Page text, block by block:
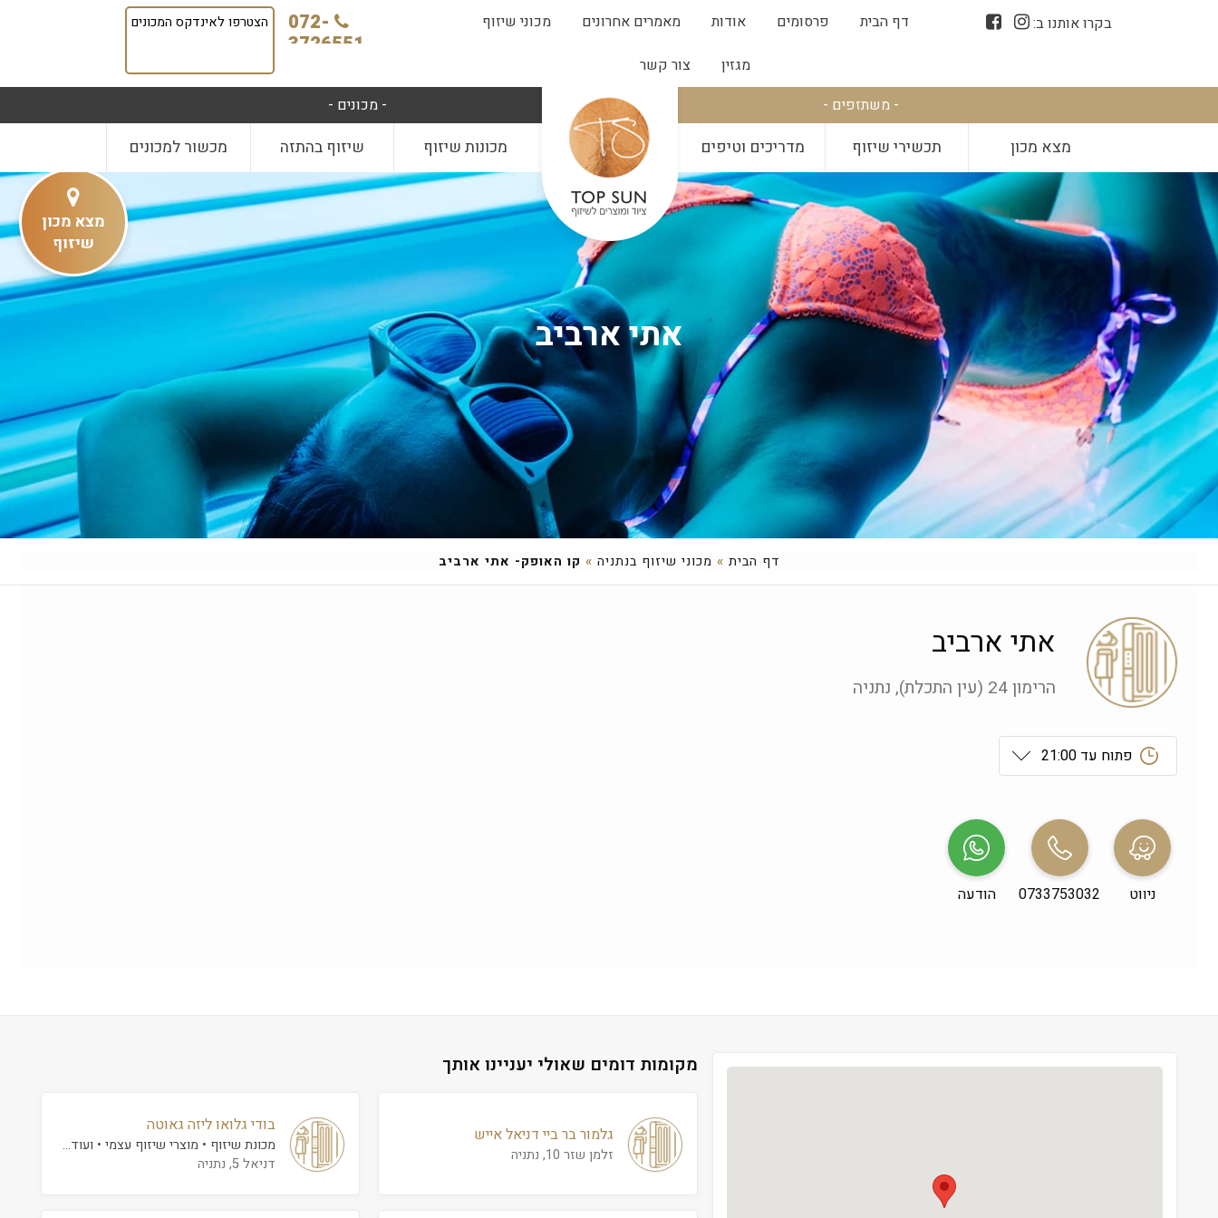
בקרו אותנו ב: דף הבית פרסומים אודות מאמרים אחרונים
מכוני שיזוף
מגזין
צור קשר
072-
3726551
הצטרפו לאינדקס המכונים
- משתזפים - - מכונים -
מצא מכון תכשירי שיזוף מדריכים וטיפים מכונות שיזוף שיזוף בהתזה מכשור למכונים
אתי ארביב
דף הבית » מכוני שיזוף בנתניה » קו האופק- אתי ארביב
אתי ארביב
הרימון 24 (עין התכלת), נתניה
פתוח עד 21:00
שני
09:00-21:00
שלישי
רביעי
ניווט 0733753032 הודעה
מקומות דומים שאולי יעניינו אותך
גלמור בר ביי דניאל אייש
זלמן שזר 10, נתניה
בודי גלואו ליזה גאוטה
מכונת שיזוף מוצרי שיזוף עצמי
ועוד...
דניאל 5, נתניה
מצא מכון
שיזוף